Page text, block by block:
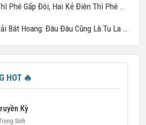
Gấp Đôi, Hai Kẻ Điên Thì Phê Gấp Mười
Hoang: Đâu Đâu Cũng Là Tu La Tràng
HOT 🔥
Kỳ
Sinh